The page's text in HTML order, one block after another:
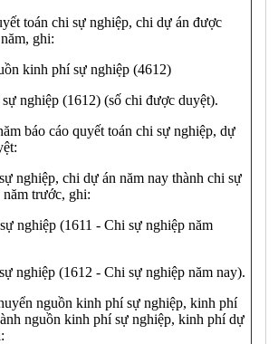
toán chi sự nghiệp, chi dự án được
ghi:
kinh phí sự nghiệp (4612)
nghiệp (1612) (số chi được duyệt).
báo cáo quyết toán chi sự nghiệp, dự
nghiệp, chi dự án năm nay thành chi sự
trước, ghi:
nghiệp (1611 - Chi sự nghiệp năm
nghiệp (1612 - Chi sự nghiệp năm nay).
nguồn kinh phí sự nghiệp, kinh phí
nguồn kinh phí sự nghiệp, kinh phí dự